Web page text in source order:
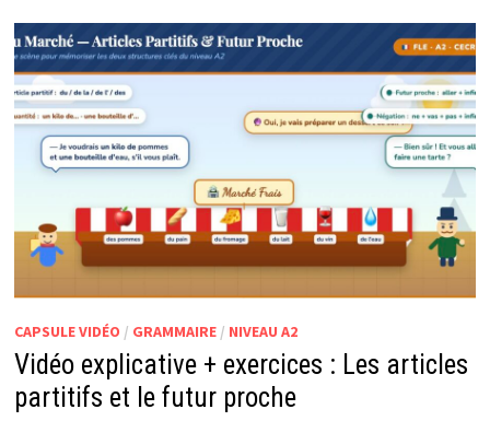
CAPSULE VIDÉO / GRAMMAIRE/ NIVEAU A2
Vidéo explicative + exercices : Les articles
partitifs et le futur proche